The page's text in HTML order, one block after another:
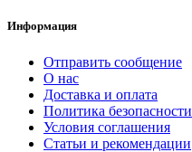
Информация
Отправить сообщение
О нас
Доставка и оплата
Политика безопасности
Условия соглашения
Статьи и рекомендации